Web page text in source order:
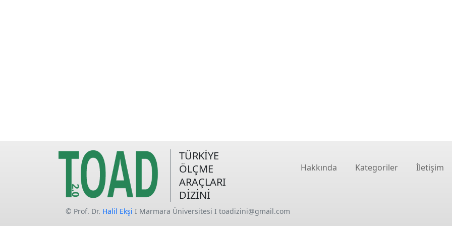
TÜRKİYE
ÖLÇME
ARAÇLARI
DİZİNİ
Hakkında Kategoriler İletişim
© Prof. Dr. Halil Ekşi I Marmara Üniversitesi I toadizini@gmail.com